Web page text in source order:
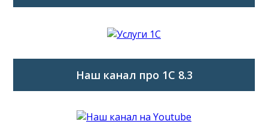
Наш канал про 1С 8.3